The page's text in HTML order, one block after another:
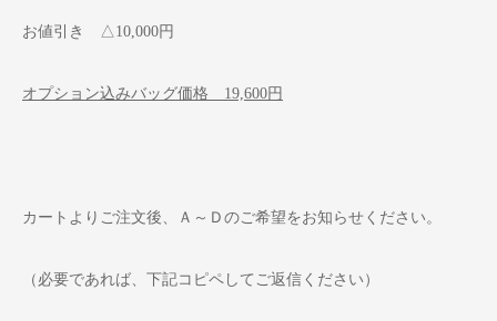
お値引き △10,000円
オプション込みバッグ価格 19,600円
カートよりご注文後、Ａ～Ｄのご希望をお知らせください。
（必要であれば、下記コピペしてご返信ください）